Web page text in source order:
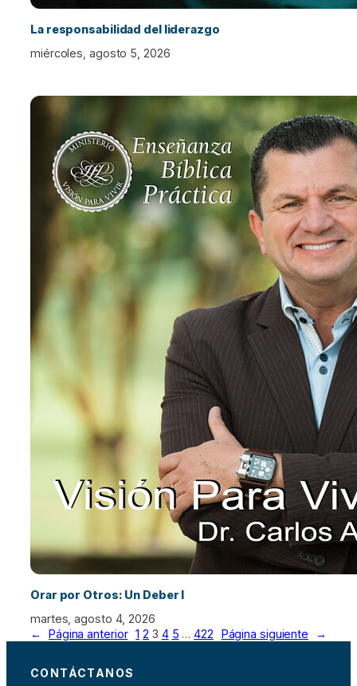
La responsabilidad del liderazgo
miércoles, agosto 5, 2026
Orar por Otros: Un Deber I
martes, agosto 4, 2026
←
Página anterior 1 2 3 4 5 … 422 Página siguiente →
CONTÁCTANOS